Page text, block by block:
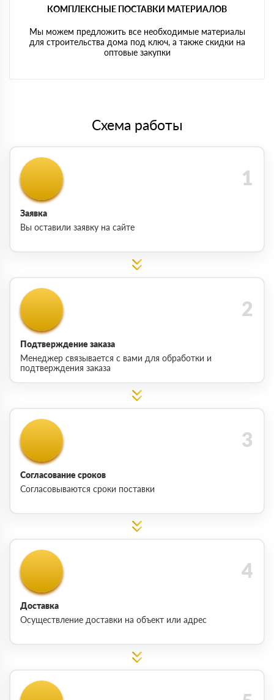
КОМПЛЕКСНЫЕ ПОСТАВКИ МАТЕРИАЛОВ
Мы можем предложить все необходимые материалы
для строительства дома под ключ, а также скидки на
оптовые закупки
Схема работы
Заявка
Вы оставили заявку на сайте
Подтверждение заказа
Менеджер связывается с вами для обработки и
подтверждения заказа
Согласование сроков
Согласовываются сроки поставки
Доставка
Осуществление доставки на объект или адрес